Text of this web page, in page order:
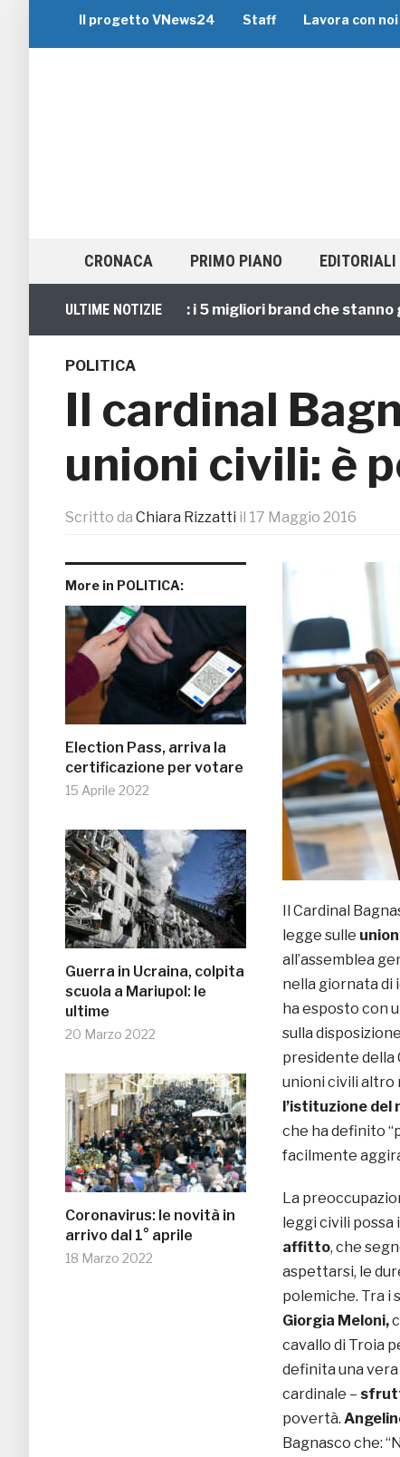
Il progetto VNews24 Staff Lavora con noi
CRONACA PRIMO PIANO EDITORIALI
ULTIME NOTIZIE
Viaggi di Gruppo: i 5 migliori brand che stanno
POLITICA
Il cardinal
unioni civili: è
Scritto da Chiara Rizzatti il 17 Maggio 2016
More in POLITICA:
Election Pass, arriva la
certificazione per votare
15 Aprile 2022
Guerra in Ucraina, colpita
scuola a Mariupol: le
ultime
20 Marzo 2022
Coronavirus: le novità in
arrivo dal 1° aprile
18 Marzo 2022
Il Cardinal
legge sulle
all’assemblea
nella giornata di
ha esposto con
sulla
presidente della
unioni civili altro
l’istituzione del
che ha definito
facilmente
La
leggi civili possa
affitto, che
aspettarsi, le
polemiche. Tra i
Giorgia Meloni,
cavallo di Troia
definita una vera
cardinale –
povertà.
Bagnasco che: